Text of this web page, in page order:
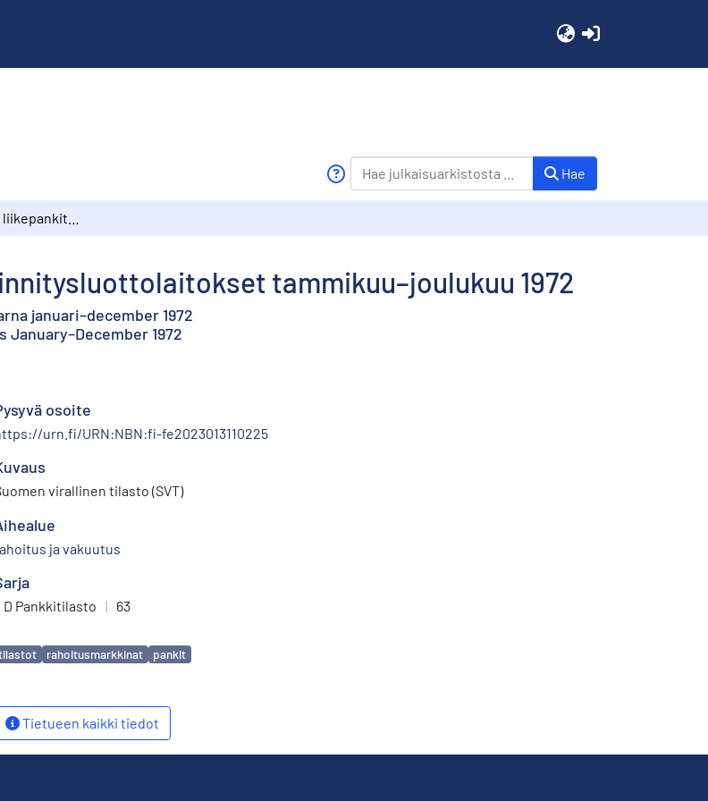
Hae
tammikuu–joulukuu 1972
januari–december 1972
January–December 1972
osoite
urn.fi/URN:NBN:fi-fe2023013110225
virallinen tilasto (SVT)
ja vakuutus
D Pankkitilasto | 63
rahoitusmarkkinat pankit
Tietueen kaikki tiedot